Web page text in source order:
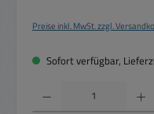
Preise inkl. MwSt. zzgl.
Sofort verfügbar,
Produkt Anzahl: Gib den